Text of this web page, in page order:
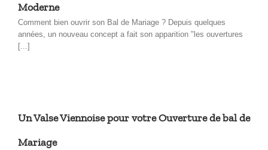
Moderne
Comment bien ouvrir son Bal de Mariage ? Depuis quelques
années, un nouveau concept a fait son apparition "les ouvertures
[...]
Un Valse Viennoise pour votre Ouverture de bal de
Mariage